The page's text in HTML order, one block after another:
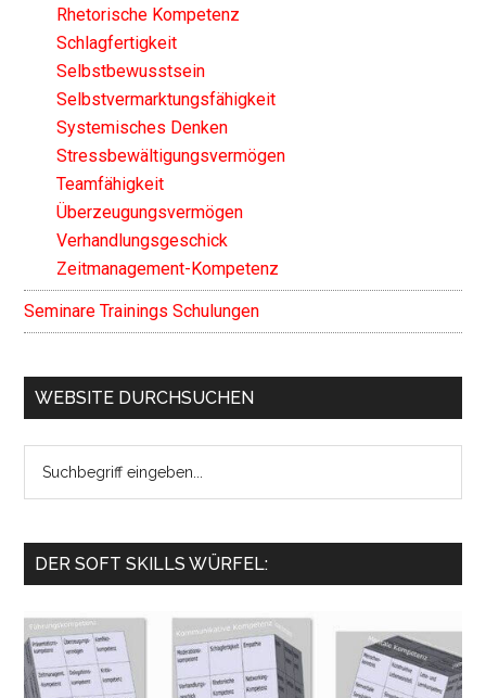
Rhetorische Kompetenz
Schlagfertigkeit
Selbstbewusstsein
Selbstvermarktungsfähigkeit
Systemisches Denken
Stressbewältigungsvermögen
Teamfähigkeit
Überzeugungsvermögen
Verhandlungsgeschick
Zeitmanagement-Kompetenz
Seminare Trainings Schulungen
WEBSITE DURCHSUCHEN
...
DER SOFT SKILLS WÜRFEL: